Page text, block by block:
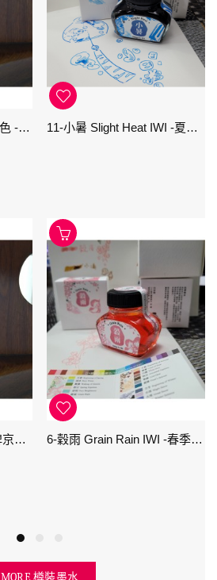
KO-0101 nurebairo 濡羽色 -日本名牌京の音樽裝鋼筆墨水40ml 4573356130012
KO-0107 秘色 -日本名牌京の音樽裝鋼筆墨水 4573356130234 - 40ml
11-小暑 Slight Heat IWI -夏季-24節氣色澤鋼筆墨水
6-穀雨 Grain Rain IWI -春季-24節氣色澤鋼筆墨水